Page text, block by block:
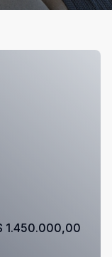
1.450.000,00